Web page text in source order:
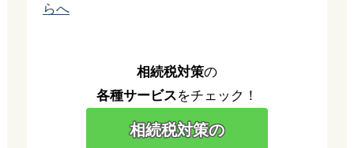
らへ
相続税対策の
各種サービスをチェック！
相続税対策の